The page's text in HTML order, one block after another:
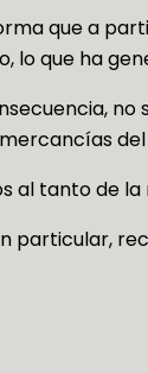
que a
lo que ha
no
al tanto de
particular,